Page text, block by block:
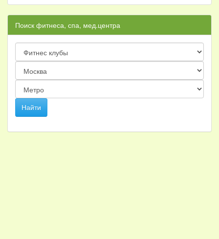
Поиск фитнеса, спа, мед.центра